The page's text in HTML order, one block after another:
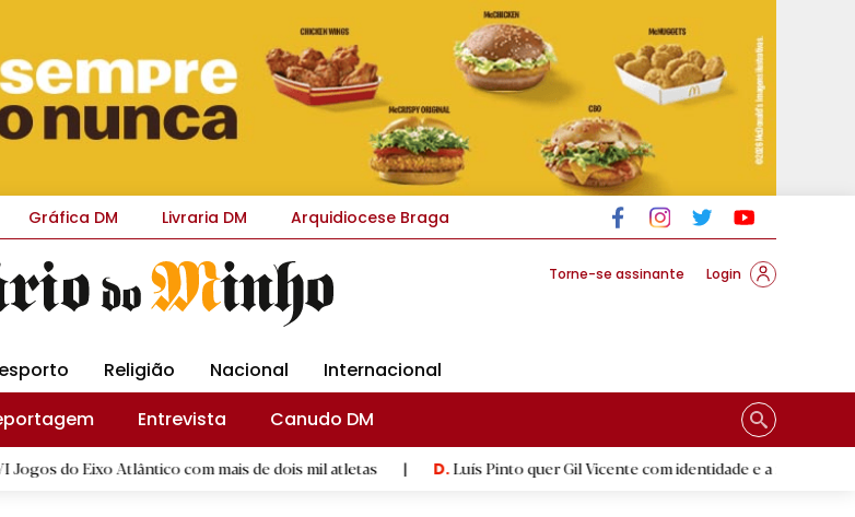
Gráfica DM Livraria DM Arquidiocese Braga
Torne-se assinante Login
Religião Nacional
Internacional
Entrevista
Canudo DM
Atlântico com mais de dois mil atletas | D.Luís Pinto quer Gil Vicente com identidade e a respeitar 'herança'